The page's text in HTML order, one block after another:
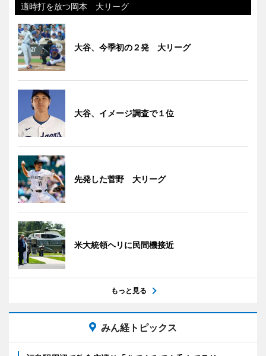
適時打を放つ岡本 大リーグ
大谷、今季初の２発 大リーグ
大谷、イメージ調査で１位
先発した菅野 大リーグ
米大統領ヘリに民間機接近
もっと見る
みん経トピックス